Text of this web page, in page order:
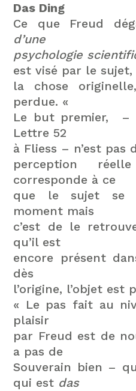
Das Ding
Ce que Freud
d’une
psychologie
est visé par le sujet,
la chose
perdue. «
Le but premier, –
Lettre 52
à Fliess – n’est
perception
corresponde à ce
que le sujet se
moment mais
c’est de le
qu’il est
encore présent
dès
l’origine, l’objet est
« Le pas fait au
plaisir
par Freud est de
a pas de
Souverain bien –
qui est das